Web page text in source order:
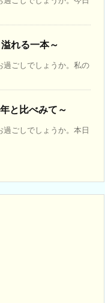
れる一本～
過ごしでしょうか。私の
と比べみて～
ごしでしょうか。本日